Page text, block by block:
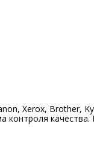
Xerox, Brother,
контроля